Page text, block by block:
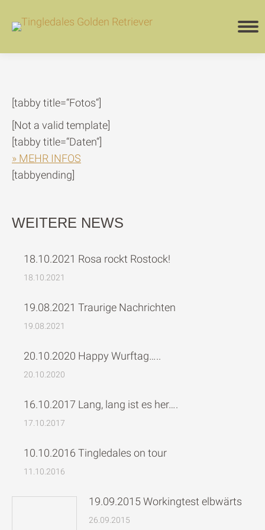
[tabby title=“Fotos“]
[Not a valid template]
[tabby title=“Daten“]
» MEHR INFOS
[tabbyending]
WEITERE NEWS
18.10.2021 Rosa rockt Rostock!
18.10.2021
19.08.2021 Traurige Nachrichten
19.08.2021
20.10.2020 Happy Wurftag…..
20.10.2020
16.10.2017 Lang, lang ist es her….
17.10.2017
10.10.2016 Tingledales on tour
11.10.2016
19.09.2015 Workingtest elbwärts
26.09.2015